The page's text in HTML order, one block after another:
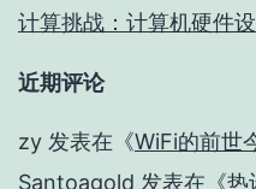
计算挑战：计算机硬件
近期评论
zy 发表在《WiFi的前世
Santoagold 发表在《热